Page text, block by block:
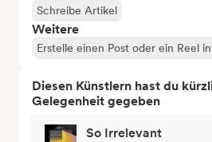
Schreibe Artikel
Weitere
Erstelle einen Post oder ein Reel
Diesen Künstlern hast du
Gelegenheit gegeben
So Irrelevant